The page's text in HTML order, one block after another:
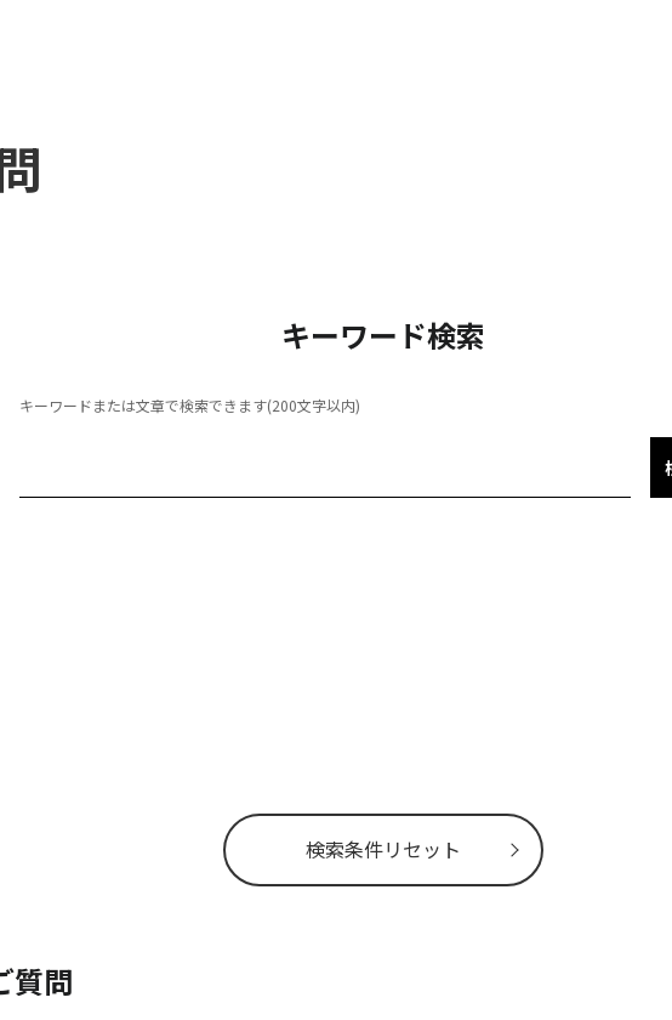
キーワード検索
キーワードまたは文章で検索できます(200文字以内)
検索条件リセット
質問